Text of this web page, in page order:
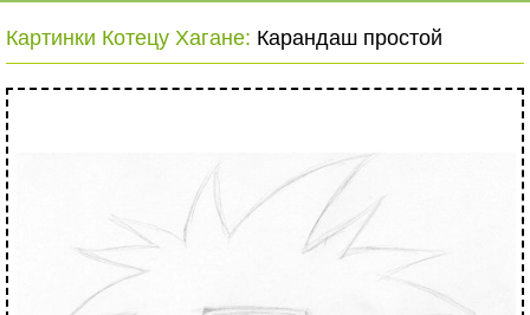
Картинки Котецу Хагане: Карандаш простой